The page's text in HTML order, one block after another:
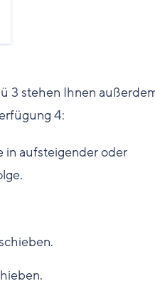
3 stehen Ihnen
4:
in aufsteigender oder